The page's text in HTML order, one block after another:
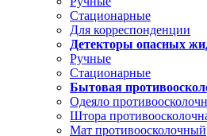
Стационарные
Для корреспонденции
Детекторы опасных
Ручные
Стационарные
Бытовая
Одеяло
Штора
Мат противоосколочный